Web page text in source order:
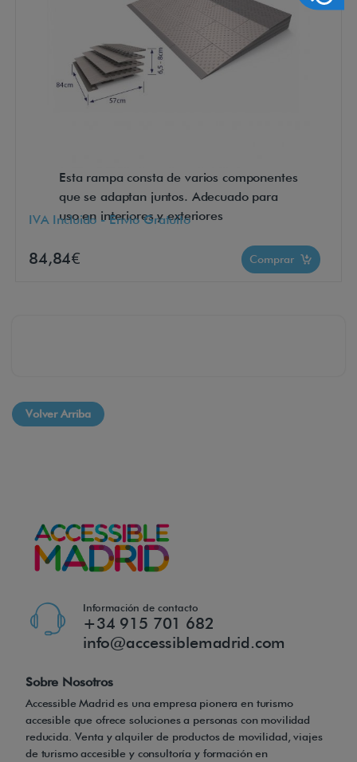
Esta rampa consta de varios componentes
que se adaptan juntos. Adecuado para
uso en interiores y exteriores
IVA Incluido - Envío Gratuito
84,84€ Comprar
Volver Arriba
Información de contacto
+34 915 701 682
info@accessiblemadrid.com
Sobre Nosotros
Accessible Madrid es una empresa pionera en turismo
accesible que ofrece soluciones a personas con movilidad
reducida. Venta y alquiler de productos de movilidad, viajes
de turismo accesible y consultoría y formación en